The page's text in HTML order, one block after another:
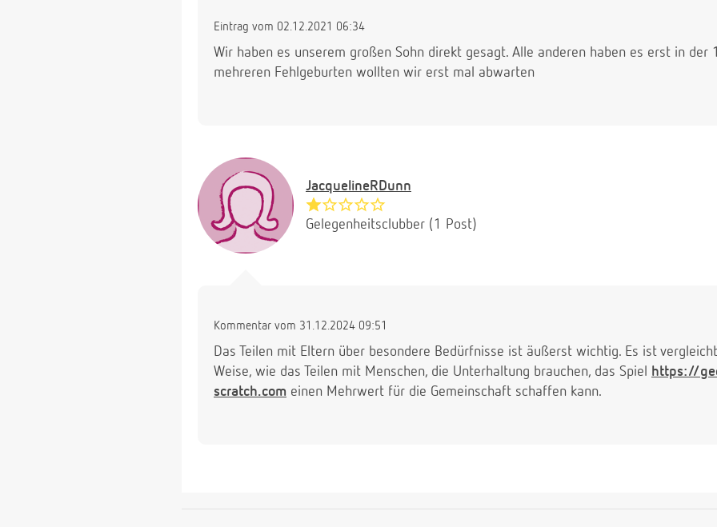
Eintrag vom 02.12.2021 06:34
Wir haben es unserem großen Sohn direkt gesagt. Alle anderen haben es erst in der
mehreren Fehlgeburten wollten wir erst mal abwarten
JacquelineRDunn
Gelegenheitsclubber (1 Post)
Kommentar vom 31.12.2024 09:51
Das Teilen mit Eltern über besondere Bedürfnisse ist äußerst wichtig. Es ist
Weise, wie das Teilen mit Menschen, die Unterhaltung brauchen, das Spiel https://
scratch.com einen Mehrwert für die Gemeinschaft schaffen kann.